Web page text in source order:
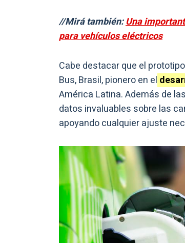
//Mirá también:Una
para vehículos eléctricos
Cabe destacar que el
Bus, Brasil, pionero en el
América Latina. Además de
datos invaluables sobre las
apoyando cualquier ajuste